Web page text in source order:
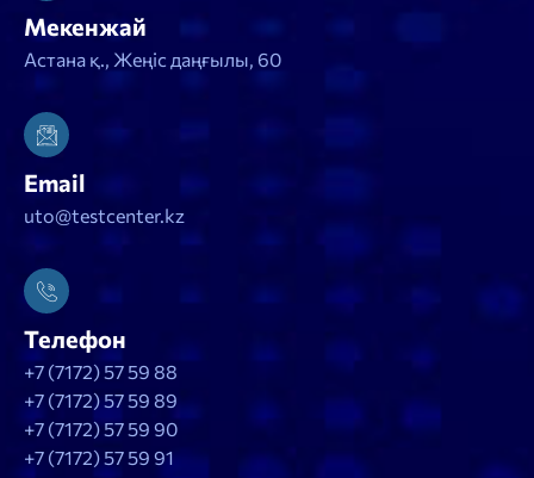
Мекенжай
Астана қ., Жеңіс даңғылы, 60
Email
uto@testcenter.kz
Телефон
+7 (7172) 57 59 88
+7 (7172) 57 59 89
+7 (7172) 57 59 90
+7 (7172) 57 59 91